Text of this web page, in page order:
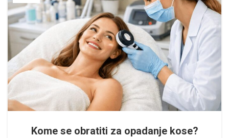
Kome se obratiti za opadanje kose?